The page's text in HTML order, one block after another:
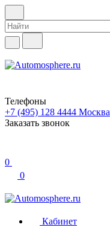
Телефоны
+7 (495) 128 4444 Москва
Заказать звонок
0
0
Кабинет